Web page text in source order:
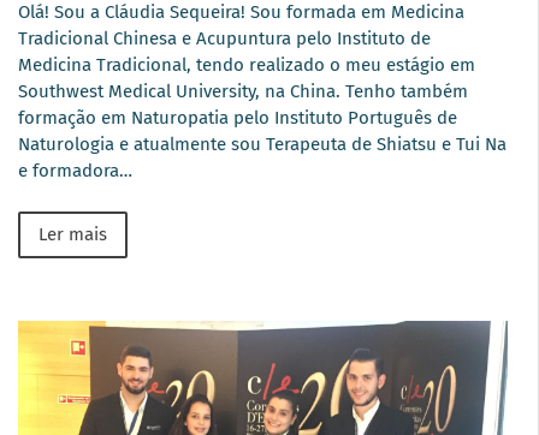
Olá! Sou a Cláudia Sequeira! Sou formada em Medicina
Tradicional Chinesa e Acupuntura pelo Instituto de
Medicina Tradicional, tendo realizado o meu estágio em
Southwest Medical University, na China. Tenho também
formação em Naturopatia pelo Instituto Português de
Naturologia e atualmente sou Terapeuta de Shiatsu e Tui Na
e formadora…
Ler mais